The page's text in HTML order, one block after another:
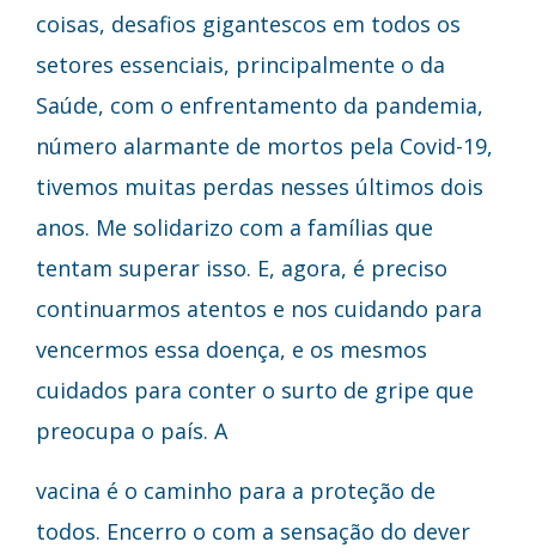
coisas, desafios gigantescos em todos os
setores essenciais, principalmente o da
Saúde, com o enfrentamento da pandemia,
número alarmante de mortos pela Covid-19,
tivemos muitas perdas nesses últimos dois
anos. Me solidarizo com a famílias que
tentam superar isso. E, agora, é preciso
continuarmos atentos e nos cuidando para
vencermos essa doença, e os mesmos
cuidados para conter o surto de gripe que
preocupa o país. A
vacina é o caminho para a proteção de
todos. Encerro o com a sensação do dever